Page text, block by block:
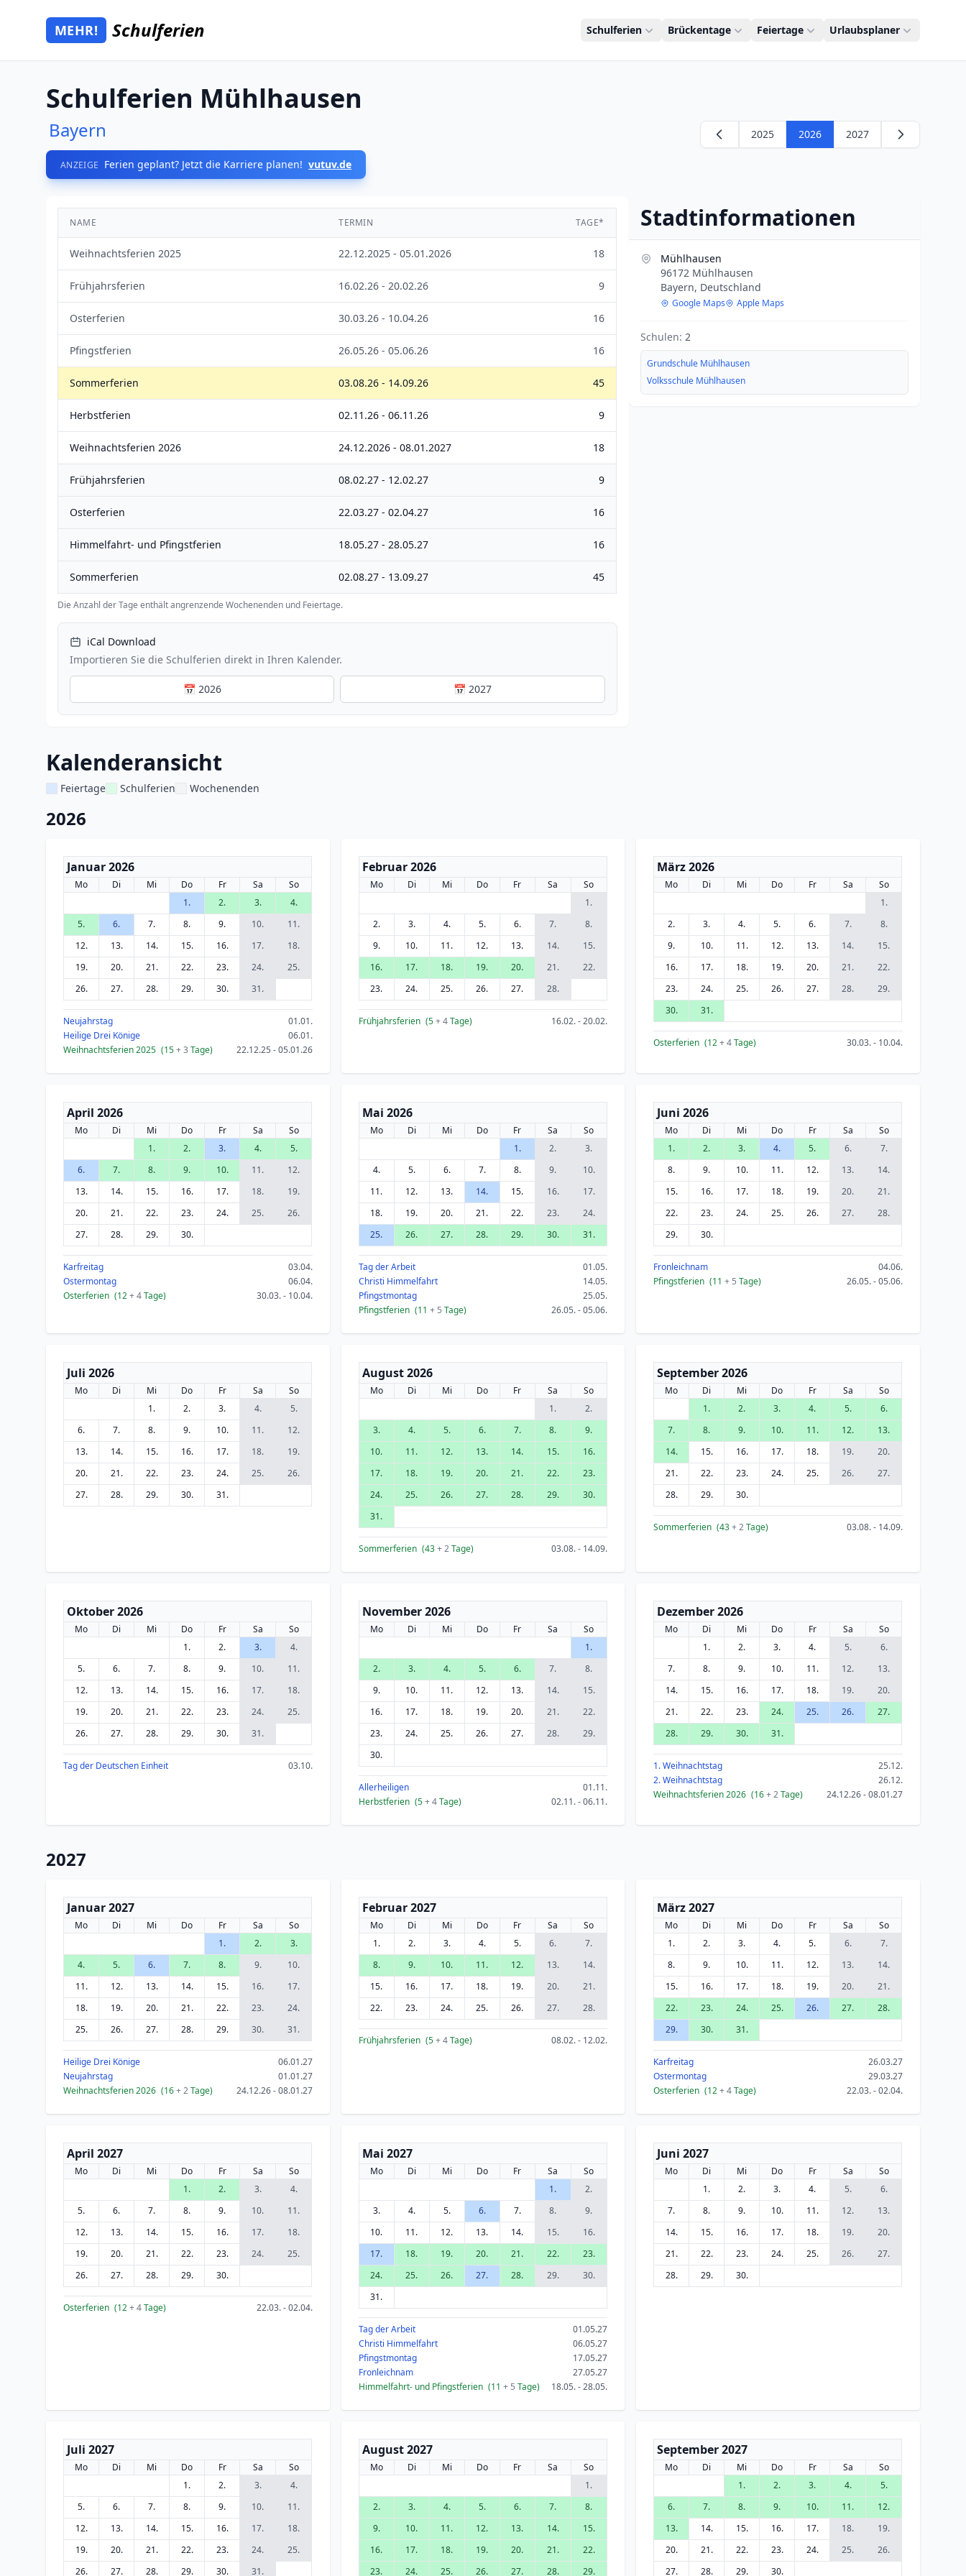
Zum Hauptinhalt springen
Mehr Schulferien
MEHR! Schulferien Schulferien Brückentage Feiertage Urlaubsplaner
Schulferien Mühlhausen
Bayern
ANZEIGE Ferien geplant? Jetzt die Karriere planen! vutuv.de
2025 2026 2027
NAME TERMIN TAGE*
Weihnachtsferien 2025 22.12.2025 - 05.01.2026 18
Frühjahrsferien 16.02.26 - 20.02.26 9
Osterferien 30.03.26 - 10.04.26 16
Pfingstferien 26.05.26 - 05.06.26 16
Sommerferien 03.08.26 - 14.09.26 45
Herbstferien 02.11.26 - 06.11.26 9
Weihnachtsferien 2026 24.12.2026 - 08.01.2027 18
Frühjahrsferien 08.02.27 - 12.02.27 9
Osterferien 22.03.27 - 02.04.27 16
Himmelfahrt- und Pfingstferien 18.05.27 - 28.05.27 16
Sommerferien 02.08.27 - 13.09.27 45
Die Anzahl der Tage enthält angrenzende Wochenenden und Feiertage.
iCal Download
Importieren Sie die Schulferien direkt in Ihren Kalender.
📅 2026 📅 2027
Stadtinformationen
Mühlhausen
96172 Mühlhausen
Bayern, Deutschland
Google Maps Apple Maps
Schulen: 2
Grundschule Mühlhausen
Volksschule Mühlhausen
Kalenderansicht
Feiertage Schulferien Wochenenden
2026
Januar 2026
Mo Di Mi Do Fr Sa
So
1.
2. 3.
4.
5.
6. 7. 8. 9. 10.
11.
12.
13. 14. 15. 16. 17.
18.
19.
20. 21. 22. 23. 24.
25.
26.
27. 28. 29. 30. 31.
Neujahrstag
01.01.
Heilige Drei Könige
06.01.
Weihnachtsferien 2025 (15+ 3 Tage) 22.12.25 - 05.01.26
Februar 2026
Mo Di Mi Do Fr Sa
So
1.
2.
3. 4. 5. 6. 7.
8.
9.
10. 11. 12. 13. 14.
15.
16.
17. 18. 19. 20. 21.
22.
23.
24. 25. 26. 27. 28.
Frühjahrsferien (5+ 4Tage) 16.02. - 20.02.
März 2026
Mo Di Mi Do Fr Sa
So
1.
2.
3. 4. 5. 6. 7.
8.
9.
10. 11. 12. 13. 14.
15.
16.
17. 18. 19. 20. 21.
22.
23.
24. 25. 26. 27. 28.
29.
30.
31.
Osterferien (12+ 4Tage) 30.03. - 10.04.
April 2026
Mo Di Mi Do Fr Sa
So
1.
2. 3. 4.
5.
6.
7. 8. 9. 10. 11.
12.
13.
14. 15. 16. 17. 18.
19.
20.
21. 22. 23. 24. 25.
26.
27.
28. 29. 30.
Karfreitag
03.04.
Ostermontag
06.04.
Osterferien (12+ 4Tage) 30.03. - 10.04.
Mai 2026
Mo Di Mi Do Fr Sa
So
1.
2.
3.
4.
5. 6. 7. 8. 9.
10.
11.
12. 13. 14. 15. 16.
17.
18.
19. 20. 21. 22. 23.
24.
25.
26. 27. 28. 29. 30. 31.
Tag der Arbeit
01.05.
Christi Himmelfahrt
14.05.
Pfingstmontag
25.05.
Pfingstferien (11 + 5 Tage) 26.05. - 05.06.
Juni 2026
Mo Di Mi Do Fr Sa
So
1.
2. 3. 4. 5. 6.
7.
8.
9. 10. 11. 12. 13.
14.
15.
16. 17. 18. 19. 20.
21.
22.
23. 24. 25. 26. 27.
28.
29.
30.
Fronleichnam
04.06.
Pfingstferien (11+ 5 Tage) 26.05. - 05.06.
Juli 2026
Mo Di Mi Do Fr Sa
So
1.
2. 3. 4.
5.
6.
7. 8. 9. 10. 11.
12.
13.
14. 15. 16. 17. 18.
19.
20.
21. 22. 23. 24. 25.
26.
27.
28. 29. 30. 31.
August 2026
Mo Di Mi Do Fr Sa
So
1.
2.
3.
4. 5. 6. 7. 8.
9.
10.
11. 12. 13. 14. 15.
16.
17.
18. 19. 20. 21. 22.
23.
24.
25. 26. 27. 28. 29.
30.
31.
Sommerferien (43+ 2Tage) 03.08. - 14.09.
September 2026
Mo Di Mi Do Fr Sa
So
1.
2. 3. 4. 5.
6.
7.
8. 9. 10. 11. 12.
13.
14.
15. 16. 17. 18. 19.
20.
21.
22. 23. 24. 25. 26.
27.
28.
29. 30.
Sommerferien (43+ 2Tage) 03.08. - 14.09.
Oktober 2026
Mo Di Mi Do Fr Sa
So
1.
2. 3.
4.
5.
6. 7. 8. 9. 10.
11.
12.
13. 14. 15. 16. 17.
18.
19.
20. 21. 22. 23. 24.
25.
26.
27. 28. 29. 30. 31.
Tag der Deutschen Einheit 03.10.
November 2026
Mo Di Mi Do Fr Sa
So
1.
2.
3. 4. 5. 6. 7.
8.
9.
10. 11. 12. 13. 14.
15.
16.
17. 18. 19. 20. 21.
22.
23.
24. 25. 26. 27. 28.
29.
30.
Allerheiligen
01.11.
Herbstferien (5+ 4Tage) 02.11. - 06.11.
Dezember 2026
Mo Di Mi Do Fr Sa
So
1.
2. 3. 4. 5.
6.
7.
8. 9. 10. 11. 12.
13.
14.
15. 16. 17. 18. 19.
20.
21.
22. 23. 24. 25. 26.
27.
28.
29. 30. 31.
1. Weihnachtstag
25.12.
2. Weihnachtstag
26.12.
Weihnachtsferien 2026 (16+ 2Tage) 24.12.26 - 08.01.27
2027
Januar 2027
Mo Di Mi Do Fr Sa
So
1.
2.
3.
4.
5. 6. 7. 8. 9.
10.
11.
12. 13. 14. 15. 16.
17.
18.
19. 20. 21. 22. 23.
24.
25.
26. 27. 28. 29. 30. 31.
Heilige Drei Könige
06.01.27
Neujahrstag
01.01.27
Weihnachtsferien 2026 (16+ 2Tage) 24.12.26 - 08.01.27
Februar 2027
Mo Di Mi Do Fr Sa
So
1.
2. 3. 4. 5. 6.
7.
8.
9. 10. 11. 12. 13.
14.
15.
16. 17. 18. 19. 20.
21.
22.
23. 24. 25. 26. 27. 28.
Frühjahrsferien (5+ 4Tage) 08.02. - 12.02.
März 2027
Mo Di Mi Do Fr Sa
So
1.
2. 3. 4. 5. 6.
7.
8.
9. 10. 11. 12. 13.
14.
15.
16. 17. 18. 19. 20.
21.
22.
23. 24. 25. 26. 27.
28.
29.
30. 31.
Karfreitag
26.03.27
Ostermontag
29.03.27
Osterferien (12+ 4Tage) 22.03. - 02.04.
April 2027
Mo Di Mi Do Fr Sa
So
1.
2. 3.
4.
5.
6. 7. 8. 9. 10.
11.
12.
13. 14. 15. 16. 17.
18.
19.
20. 21. 22. 23. 24.
25.
26.
27. 28. 29. 30.
Osterferien (12+ 4Tage) 22.03. - 02.04.
Mai 2027
Mo Di Mi Do Fr Sa
So
1.
2.
3.
4. 5. 6. 7. 8.
9.
10.
11. 12. 13. 14. 15.
16.
17.
18. 19. 20. 21. 22.
23.
24.
25. 26. 27. 28. 29.
30.
31.
Tag der Arbeit
01.05.27
Christi Himmelfahrt
06.05.27
Pfingstmontag
17.05.27
Fronleichnam
27.05.27
Himmelfahrt- und Pfingstferien (11 + 5 Tage) 18.05. - 28.05.
Juni 2027
Mo Di Mi Do Fr Sa
So
1.
2. 3. 4. 5.
6.
7.
8. 9. 10. 11. 12.
13.
14.
15. 16. 17. 18. 19.
20.
21.
22. 23. 24. 25. 26.
27.
28.
29. 30.
Juli 2027
Mo Di Mi Do Fr Sa
So
1.
2. 3.
4.
5.
6. 7. 8. 9. 10.
11.
12.
13. 14. 15. 16. 17.
18.
19.
20. 21. 22. 23. 24.
25.
26.
27. 28. 29. 30. 31.
August 2027
Mo Di Mi Do Fr Sa
So
1.
2.
3. 4. 5. 6. 7.
8.
9.
10. 11. 12. 13. 14.
15.
16.
17. 18. 19. 20. 21.
22.
23.
24. 25. 26. 27. 28. 29.
September 2027
Mo Di Mi Do Fr Sa
So
1.
2. 3. 4.
5.
6.
7. 8. 9. 10. 11.
12.
13.
14. 15. 16. 17. 18.
19.
20.
21. 22. 23. 24. 25.
26.
27.
28. 29. 30.